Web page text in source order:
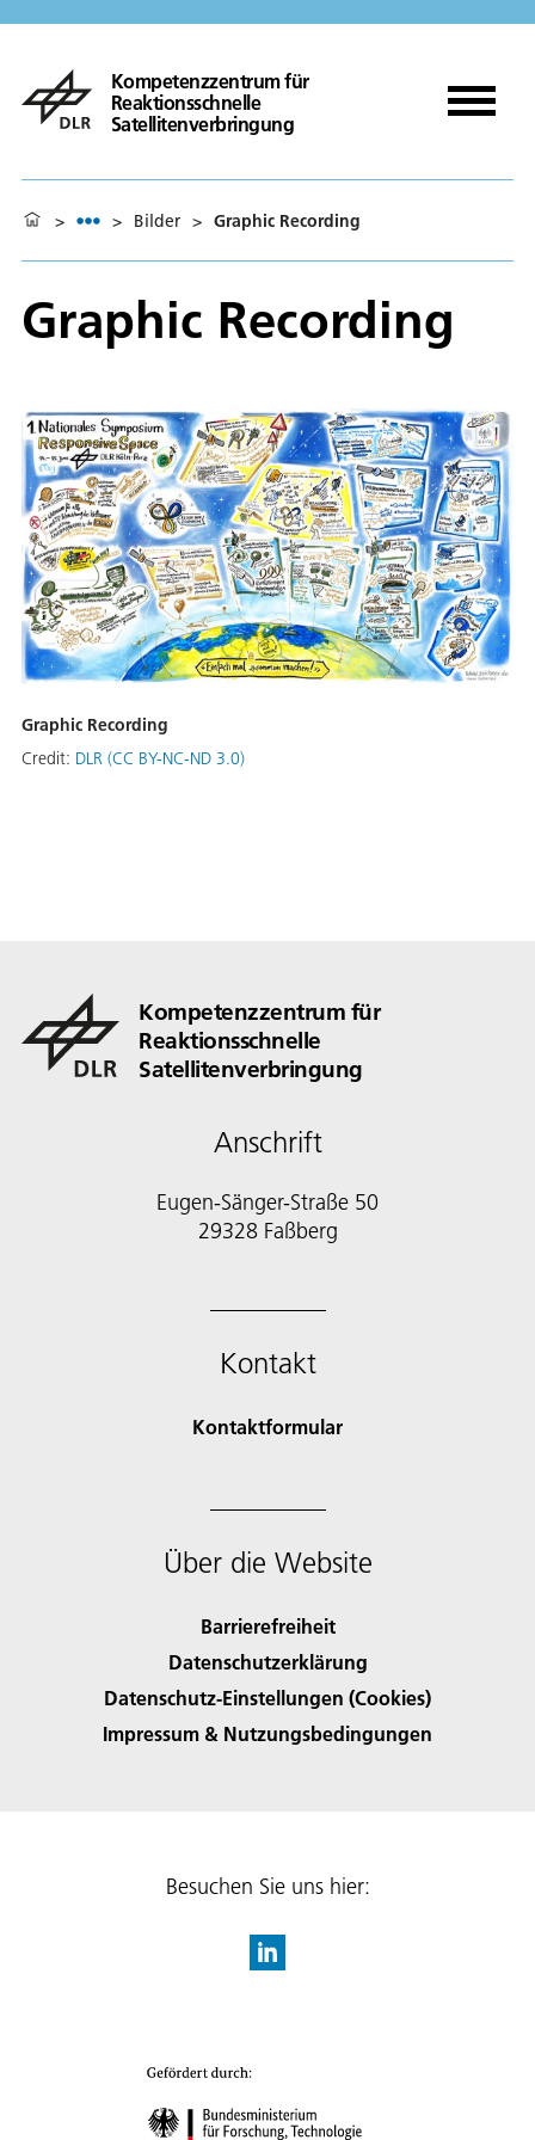
Kompetenzzentrum für
Reaktionsschnelle
Satellitenverbringung
> > Bilder > Graphic Recording
Graphic Recording
Graphic Recording
Credit: DLR (CC BY-NC-ND 3.0)
Kompetenzzentrum für
Reaktionsschnelle
Satellitenverbringung
Anschrift
Eugen-Sänger-Straße 50
29328 Faßberg
Kontakt
Kontaktformular
Über die Website
Barrierefreiheit
Datenschutzerklärung
Datenschutz-Einstellungen (Cookies)
Impressum & Nutzungsbedingungen
Besuchen Sie uns hier: